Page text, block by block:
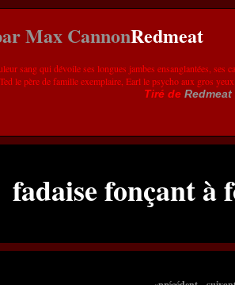
Redmeat
sang qui dévoile ses longues jambes ensanglantées, ses
le père de famille exemplaire, Earl le psycho aux gros
Tiré de Redmeat
fadaise fonçant à